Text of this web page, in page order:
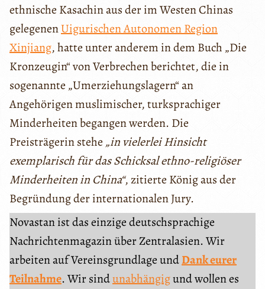
ethnische Kasachin aus der im Westen Chinas
gelegenenUigurischen Autonomen Region
Xinjiang, hatte unter anderem in dem Buch „Die
Kronzeugin“ von Verbrechen berichtet, die in
sogenannte „Umerziehungslagern“ an
Angehörigen muslimischer, turksprachiger
Minderheiten begangen werden. Die
Preisträgerin stehe„in vielerlei Hinsicht
exemplarisch für das Schicksal ethno-religiöser
Minderheiten in China“, zitierte König aus der
Begründung der internationalen Jury.
Novastan ist das einzige deutschsprachige
Nachrichtenmagazin über Zentralasien. Wir
arbeiten auf Vereinsgrundlage undDank eurer
Teilnahme. Wir sindunabhängigund wollen es